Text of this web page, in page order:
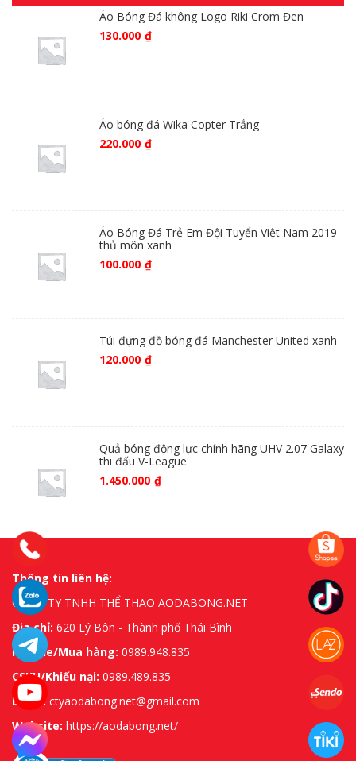
Áo Bóng Đá không Logo Riki Crom Đen
130.000 ₫
Áo bóng đá Wika Copter Trắng
220.000 ₫
Áo Bóng Đá Trẻ Em Đội Tuyển Việt Nam 2019
thủ môn xanh
100.000 ₫
Túi đựng đồ bóng đá Manchester United xanh
120.000 ₫
Quả bóng động lực chính hãng UHV 2.07 Galaxy
thi đấu V-League
1.450.000 ₫
Thông tin liên hệ:
CÔNG TY TNHH THỂ THAO AODABONG.NET
Địa chỉ: 620 Lý Bôn - Thành phố Thái Bình
Hotline/Mua hàng: 0989.948.835
CSKH/Khiếu nại: 0989.489.835
Email:ctyaodabong.net@gmail.com
Website: https://aodabong.net/